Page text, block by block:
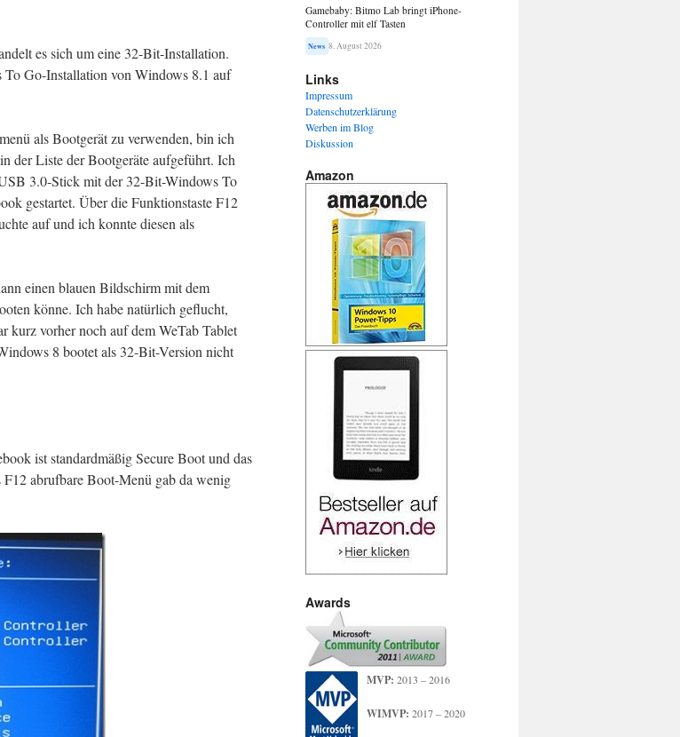
es sich um eine 32-Bit-Installation.
Go-Installation von Windows 8.1 auf
als Bootgerät zu verwenden, bin ich
der Liste der Bootgeräte aufgeführt. Ich
3.0-Stick mit der 32-Bit-Windows To
gestartet. Über die Funktionstaste F12
auf und ich konnte diesen als
einen blauen Bildschirm mit dem
könne. Ich habe natürlich geflucht,
kurz vorher noch auf dem WeTab Tablet
8 bootet als 32-Bit-Version nicht
ist standardmäßig Secure Boot und das
abrufbare Boot-Menü gab da wenig
Gamebaby: Bitmo Lab bringt iPhone-
Controller mit elf Tasten
News 8. August 2026
Links
Impressum
Datenschutzerklärung
Werben im Blog
Diskussion
Amazon
Awards
MVP: 2013 – 2016
WIMVP: 2017 – 2020